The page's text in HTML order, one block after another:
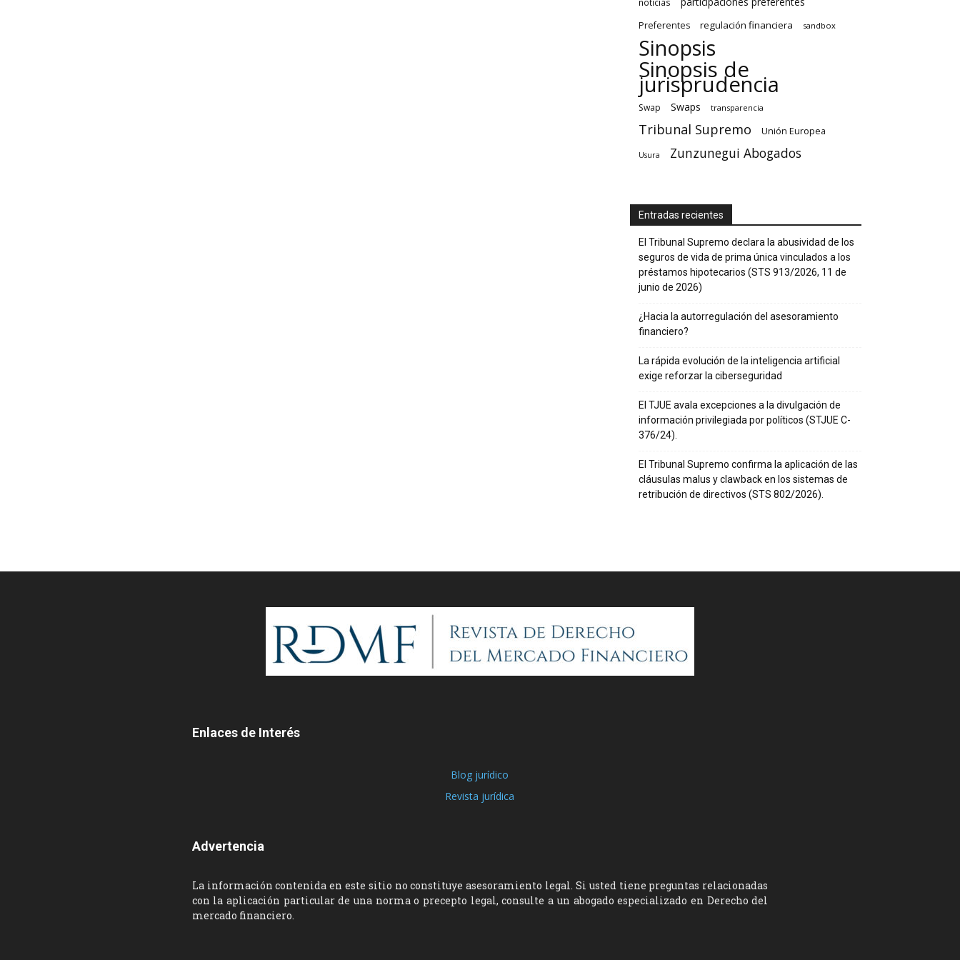
Preferentes regulación financiera sandbox
Sinopsis
Sinopsis de
jurisprudencia
Swap Swaps transparencia
Tribunal Supremo Unión Europea
Usura Zunzunegui Abogados
Entradas recientes
El Tribunal Supremo declara la abusividad de los
seguros de vida de prima única vinculados a los
préstamos hipotecarios (STS 913/2026, 11 de
junio de 2026)
¿Hacia la autorregulación del asesoramiento
financiero?
La rápida evolución de la inteligencia artificial
exige reforzar la ciberseguridad
El TJUE avala excepciones a la divulgación de
información privilegiada por políticos (STJUE C-
376/24).
El Tribunal Supremo confirma la aplicación de las
cláusulas malus y clawback en los sistemas de
retribución de directivos (STS 802/2026).
Enlaces de Interés
Blog jurídico
Revista jurídica
Advertencia
La información contenida en este sitio no constituye asesoramiento legal. Si usted tiene preguntas relacionadas
con la aplicación particular de una norma o precepto legal, consulte a un abogado especializado en Derecho del
mercado financiero.